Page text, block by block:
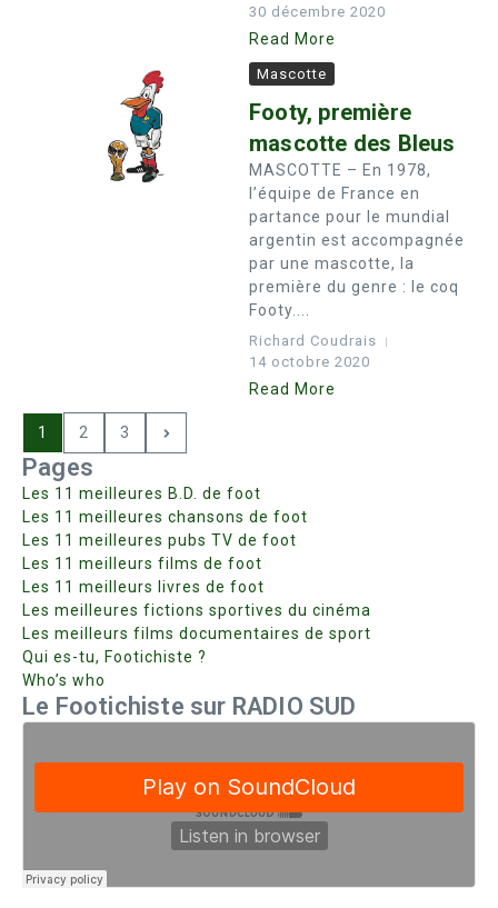
30 décembre 2020
Read More
Mascotte
Footy, première
mascotte des Bleus
MASCOTTE – En 1978,
l’équipe de France en
partance pour le mundial
argentin est accompagnée
par une mascotte, la
première du genre : le coq
Footy....
Richard Coudrais
14 octobre 2020
Read More
1 2 3
Pages
Les 11 meilleures B.D. de foot
Les 11 meilleures chansons de foot
Les 11 meilleures pubs TV de foot
Les 11 meilleurs films de foot
Les 11 meilleurs livres de foot
Les meilleures fictions sportives du cinéma
Les meilleurs films documentaires de sport
Qui es-tu, Footichiste ?
Who’s who
Le Footichiste sur RADIO SUD